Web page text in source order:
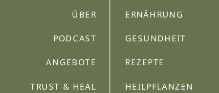
ÜBER
PODCAST
ANGEBOTE
TRUST & HEAL
REZEPTE
ERNÄHRUNG
GESUNDHEIT
HEILPFLANZEN